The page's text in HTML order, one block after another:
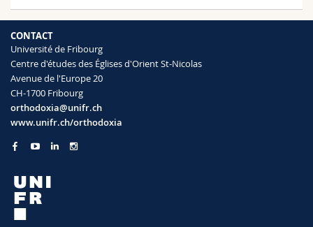
CONTACT
Université de Fribourg
Centre d'études des Églises d'Orient St-Nicolas
Avenue de l'Europe 20
CH-1700 Fribourg
orthodoxia@unifr.ch
www.unifr.ch/orthodoxia